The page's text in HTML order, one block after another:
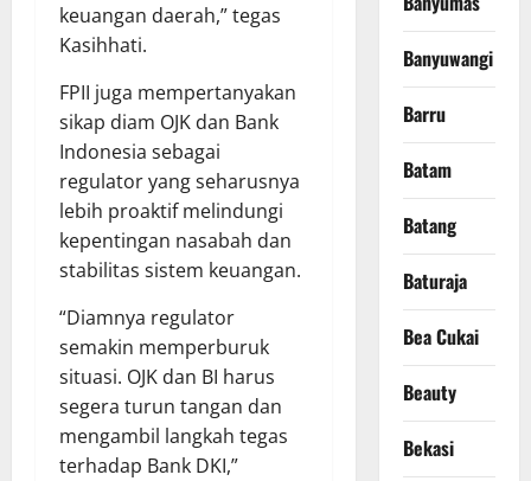
keuangan daerah,” tegas
Kasihhati.
FPII juga mempertanyakan
sikap diam OJK dan Bank
Indonesia sebagai
regulator yang seharusnya
lebih proaktif melindungi
kepentingan nasabah dan
stabilitas sistem keuangan.
“Diamnya regulator
semakin memperburuk
situasi. OJK dan BI harus
segera turun tangan dan
mengambil langkah tegas
terhadap Bank DKI,”
Banyuwangi
Barru
Batam
Batang
Baturaja
Bea Cukai
Beauty
Bekasi